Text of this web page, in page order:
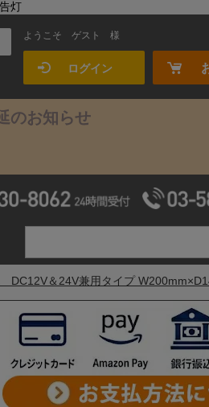
灯
ようこそ ゲスト 様
ログイン
のお知らせ
＆24V兼用タイプ